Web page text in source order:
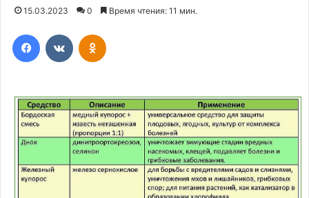
15.03.2023 0 Время чтения: 11 мин.